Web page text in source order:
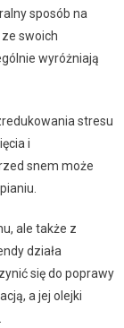
sposób na
ze swoich
wyróżniają
stresu
i
snem może
ale także z
działa
się do poprawy
a jej olejki